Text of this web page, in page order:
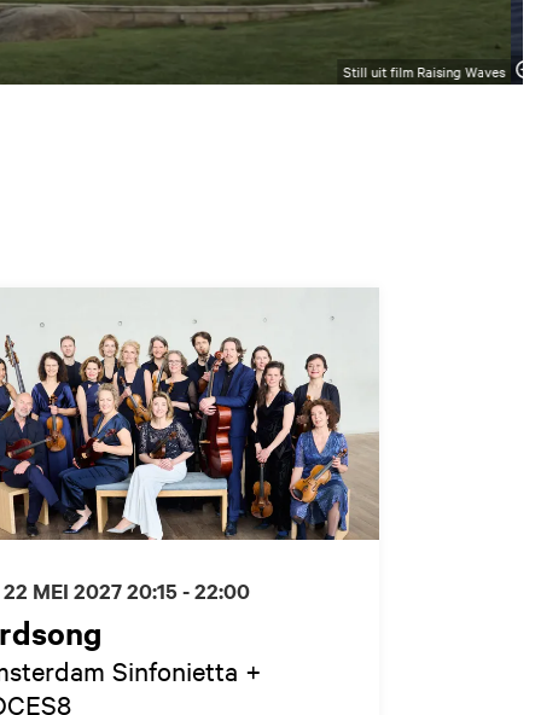
Still uit film Raising Waves
Sinfonietta +
MEI 202720:15 - 22:00